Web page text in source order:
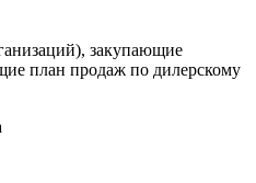
закупающие
план продаж по дилерскому